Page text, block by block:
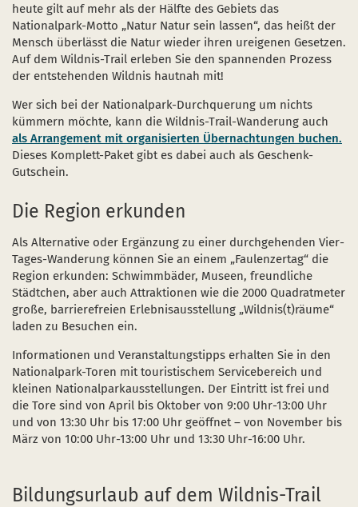
heute gilt auf mehr als der Hälfte des Gebiets das
Nationalpark-Motto „Natur Natur sein lassen“, das heißt der
Mensch überlässt die Natur wieder ihren ureigenen Gesetzen.
Auf dem Wildnis-Trail erleben Sie den spannenden Prozess
der entstehenden Wildnis hautnah mit!
Wer sich bei der Nationalpark-Durchquerung um nichts
kümmern möchte, kann die Wildnis-Trail-Wanderung auch
als Arrangement mit organisierten Übernachtungen buchen.
Dieses Komplett-Paket gibt es dabei auch als Geschenk-
Gutschein.
Die Region erkunden
Als Alternative oder Ergänzung zu einer durchgehenden Vier-
Tages-Wanderung können Sie an einem „Faulenzertag“ die
Region erkunden: Schwimmbäder, Museen, freundliche
Städtchen, aber auch Attraktionen wie die 2000 Quadratmeter
große, barrierefreien Erlebnisausstellung „Wildnis(t)räume“
laden zu Besuchen ein.
Informationen und Veranstaltungstipps erhalten Sie in den
Nationalpark-Toren mit touristischem Servicebereich und
kleinen Nationalparkausstellungen. Der Eintritt ist frei und
die Tore sind von April bis Oktober von 9:00 Uhr-13:00 Uhr
und von 13:30 Uhr bis 17:00 Uhr geöffnet – von November bis
März von 10:00 Uhr-13:00 Uhr und 13:30 Uhr-16:00 Uhr.
Bildungsurlaub auf dem Wildnis-Trail